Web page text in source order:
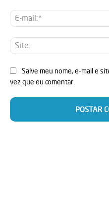
Salve meu nome, e-mail e
vez que eu comentar.